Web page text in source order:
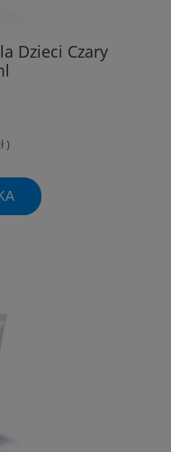
Dzieci Czary
)